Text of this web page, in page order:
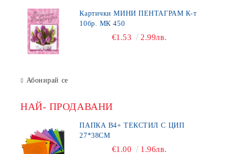
Картички МИНИ ПЕНТАГРАМ К-т
10бр. МК 450
€1.53 2.99лв.
Абонирай се
НАЙ- ПРОДАВАНИ
ПАПКА В4+ ТЕКСТИЛ С ЦИП
27*38СМ
€1.00 1.96лв.